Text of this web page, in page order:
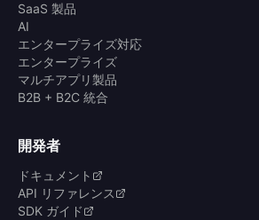
SaaS 製品
AI
エンタープライズ対応
エンタープライズ
マルチアプリ製品
B2B + B2C 統合
開発者
ドキュメント
API リファレンス
SDK ガイド